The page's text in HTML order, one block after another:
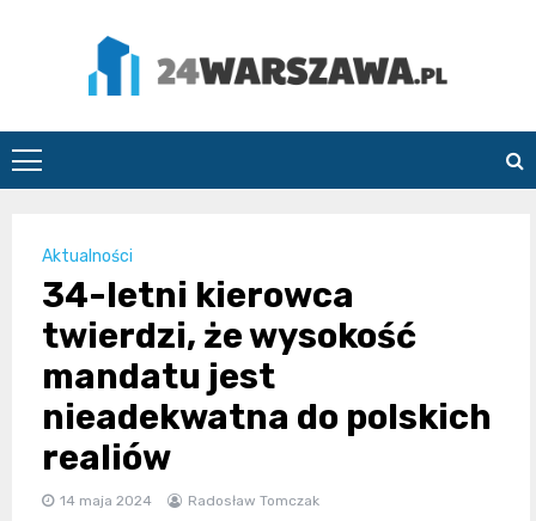
24Warszawa.pl
Aktualności
34-letni kierowca
twierdzi, że wysokość
mandatu jest
nieadekwatna do polskich
realiów
14 maja 2024 Radosław Tomczak